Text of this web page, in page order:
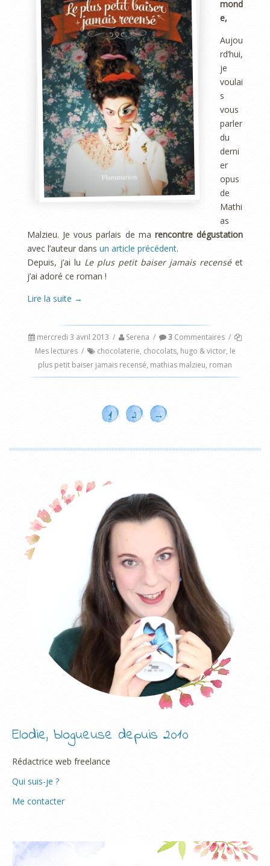
mond
e,
Aujou
rd’hui,
je
voulai
s
vous
parler
du
derni
er
opus
de
Mathi
as
Malzieu. Je vous parlais de ma rencontre dégustation
avec l’auteur dans un article précédent.
Depuis, j’ai lu Le plus petit baiser jamais recenséet
j’ai adoré ce roman !
Lire la suite →
mercredi 3 avril 2013 / Serena / 3 Commentaires /
Mes lectures / chocolaterie, chocolats, hugo & victor, le
plus petit baiser jamais recensé, mathias malzieu, roman
1 2 →
Elodie, blogueuse depuis 2010
Rédactrice web freelance
Qui suis-je ?
Me contacter